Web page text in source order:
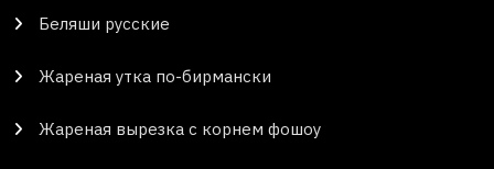
Беляши русские
Жареная утка по-бирмански
Жареная вырезка с корнем фошоу